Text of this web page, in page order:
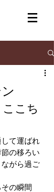
こち
て運ばれ
の移ろい
がら過ご
の瞬間